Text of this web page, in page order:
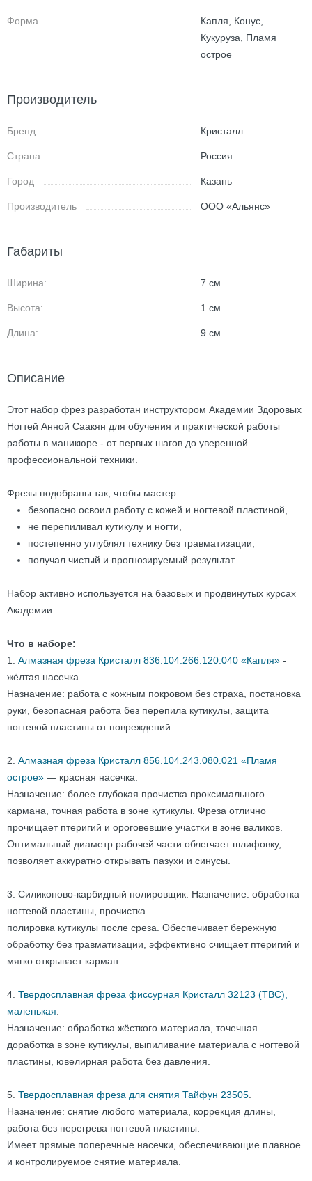
Форма
Капля, Конус,
Кукуруза, Пламя
острое
Производитель
Бренд Кристалл
Страна Россия
Город Казань
Производитель ООО «Альянс»
Габариты
Ширина: 7см.
Высота: 1см.
Длина: 9см.
Описание
Этот набор фрез разработан инструктором Академии Здоровых
Ногтей Анной Саакян для обучения и практической работы
работы в маникюре - от первых шагов до уверенной
профессиональной техники.
Фрезы подобраны так, чтобы мастер:
безопасно освоил работу с кожей и ногтевой пластиной,
не перепиливал кутикулу и ногти,
постепенно углублял технику без травматизации,
получал чистый и прогнозируемый результат.
Набор активно используется на базовых и продвинутых курсах
Академии.
Что в наборе:
1. Алмазная фреза Кристалл 836.104.266.120.040 «Капля» -
жёлтая насечка
Назначение: работа с кожным покровом без страха, постановка
руки, безопасная работа без перепила кутикулы, защита
ногтевой пластины от повреждений.
2. Алмазная фреза Кристалл 856.104.243.080.021 «Пламя
острое» — красная насечка.
Назначение: более глубокая прочистка проксимального
кармана, точная работа в зоне кутикулы. Фреза отлично
прочищает птеригий и ороговевшие участки в зоне валиков.
Оптимальный диаметр рабочей части облегчает шлифовку,
позволяет аккуратно открывать пазухи и синусы.
3. Силиконово-карбидный полировщик. Назначение: обработка
ногтевой пластины, прочистка
полировка кутикулы после среза. Обеспечивает бережную
обработку без травматизации, эффективно счищает птеригий и
мягко открывает карман.
4. Твердосплавная фреза фиссурная Кристалл 32123 (ТВС),
маленькая
Назначение: обработка жёсткого материала, точечная
доработка в зоне кутикулы, выпиливание материала с ногтевой
пластины, ювелирная работа без давления.
5. Твердосплавная фреза для снятия Тайфун 23505
Назначение: снятие любого материала, коррекция длины,
работа без перегрева ногтевой пластины.
Имеет прямые поперечные насечки, обеспечивающие плавное
и контролируемое снятие материала.